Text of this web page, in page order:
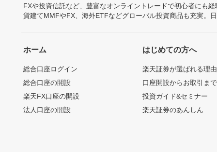
FXや投資信託など、豊富なオンライントレードで初心者にも
貨建てMMFやFX、海外ETFなどグローバル投資商品も充実。
ホーム
総合口座ログイン
総合口座の開設
楽天FX口座の開設
法人口座の開設
はじめての方へ
楽天証券が選ばれる理由
口座開設からお取引ま
投資ガイド&セミナー
楽天証券のあんしん